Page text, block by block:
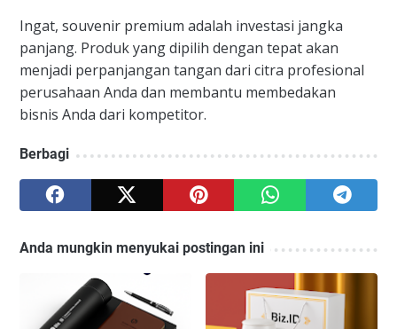
Ingat, souvenir premium adalah investasi jangka
panjang. Produk yang dipilih dengan tepat akan
menjadi perpanjangan tangan dari citra profesional
perusahaan Anda dan membantu membedakan
bisnis Anda dari kompetitor.
Berbagi
Anda mungkin menyukai postingan ini